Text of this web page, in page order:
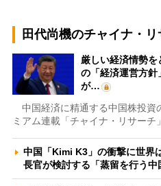
田代尚機のチャイナ・リ
厳しい経済情勢を
の「経済運営方
が…
中国経済に精通する中国株投資
ミアム連載「チャイナ・リサー
中国「Kimi K3」の衝撃に世
長官が検討する「蒸留を行う